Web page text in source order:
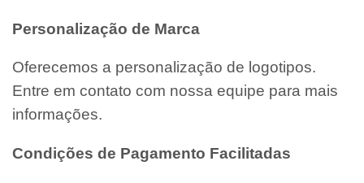
Personalização de Marca
Oferecemos a personalização de logotipos.
Entre em contato com nossa equipe para mais
informações.
Condições de Pagamento Facilitadas